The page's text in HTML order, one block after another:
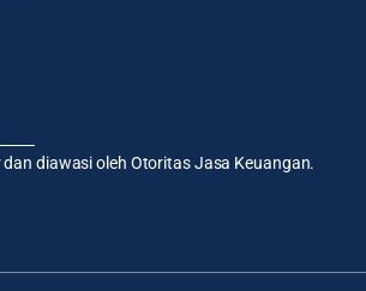
diawasi oleh Otoritas Jasa Keuangan.